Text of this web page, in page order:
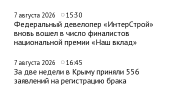
7 августа 2026 15:30
Федеральный девелопер «ИнтерСтрой»
вновь вошел в число финалистов
национальной премии «Наш вклад»
7 августа 2026 16:45
За две недели в Крыму приняли 556
заявлений на регистрацию брака